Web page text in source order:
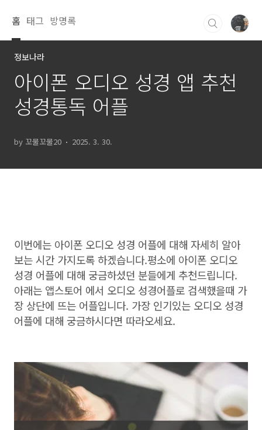
홈 태그 방명록
정보나라
아이폰 오디오 성경 앱 추천
성경통독 어플
by 꼬물꼬물20 2025. 3. 30.
이번에는 아이폰 오디오 성경 어플에 대해 자세히 알아
보는 시간 가지도록 하겠습니다.평소에 아이폰 오디오
성경 어플에 대해 궁금하셨던 분들에게 추천드립니다.
아래는 앱스토어 에서 오디오 성경어플로 검색했을때 가
장 상단에 뜨는 어플입니다. 가장 인기있는 오디오 성경
어플에 대해 궁금하시다면 따라오세요.